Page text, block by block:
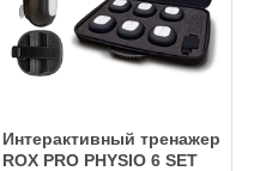
Интерактивный тренажер
ROX PRO PHYSIO 6 SET